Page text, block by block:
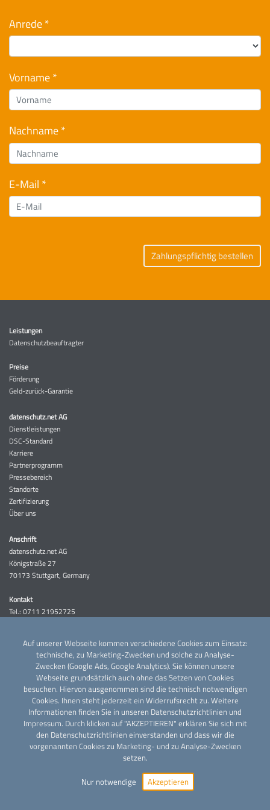
Auf unserer Webseite kommen verschiedene Cookies zum Einsatz:
technische, zu Marketing-Zwecken und solche zu Analyse-
Zwecken (Google Ads, Google Analytics). Sie können unsere
Webseite grundsätzlich auch ohne das Setzen von Cookies
besuchen. Hiervon ausgenommen sind die technisch notwendigen
Cookies. Ihnen steht jederzeit ein Widerrufsrecht zu. Weitere
Informationen finden Sie in unseren Datenschutzrichtlinien und
Impressum. Durch klicken auf "AKZEPTIEREN" erklären Sie sich mit
den Datenschutzrichtlinien einverstanden und dass wir die
vorgenannten Cookies zu Marketing- und zu Analyse-Zwecken
setzen.
Nur notwendige
Akzeptieren
Anrede *
Vorname *
Nachname *
E-Mail *
Zahlungspflichtig bestellen
Leistungen
Datenschutzbeauftragter
Preise
Förderung
Geld-zurück-Garantie
datenschutz.net AG
Dienstleistungen
DSC-Standard
Karriere
Partnerprogramm
Pressebereich
Standorte
Zertifizierung
Über uns
Anschrift
datenschutz.net AG
Königstraße 27
70173 Stuttgart, Germany
Kontakt
Tel.: 0711 21952725‬
Kundenservice
Tel.: 0711 21952725 2
Aufsichtsrat
Sebastian Rachor
Copyright © 2026 -